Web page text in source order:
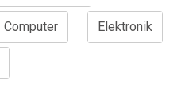
Computer Elektronik